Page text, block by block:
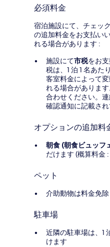
必須料金
宿泊施設にて、チェッ
の追加料金をお支払い
れる場合があります :
施設にて市税をお
税は、1 泊 1 名あた
客室料金によって
れる場合がありま
合わせください。
確認通知に記載され
オプションの追加料
朝食 (朝食ビュッフ
だけます (概算料金
ペット
介助動物は料金免除
駐車場
近隣の駐車場は、1
けます